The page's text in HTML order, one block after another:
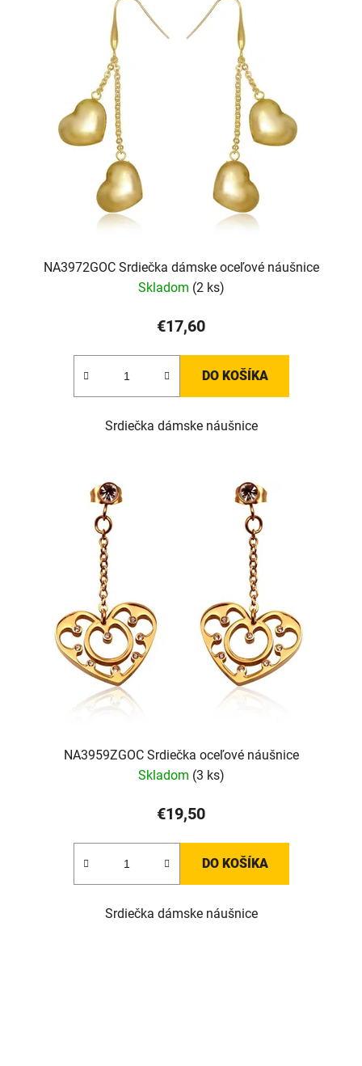
NA3972GOC Srdiečka dámske oceľové náušnice
Skladom (2 ks)
€17,60
DO KOŠÍKA
Srdiečka dámske náušnice
NA3959ZGOC Srdiečka oceľové náušnice
Skladom (3 ks)
€19,50
DO KOŠÍKA
Srdiečka dámske náušnice